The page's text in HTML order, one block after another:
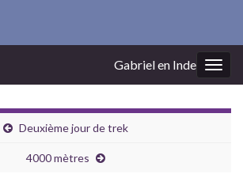
Gabriel en Inde
Deuxième jour de trek
4000 mètres